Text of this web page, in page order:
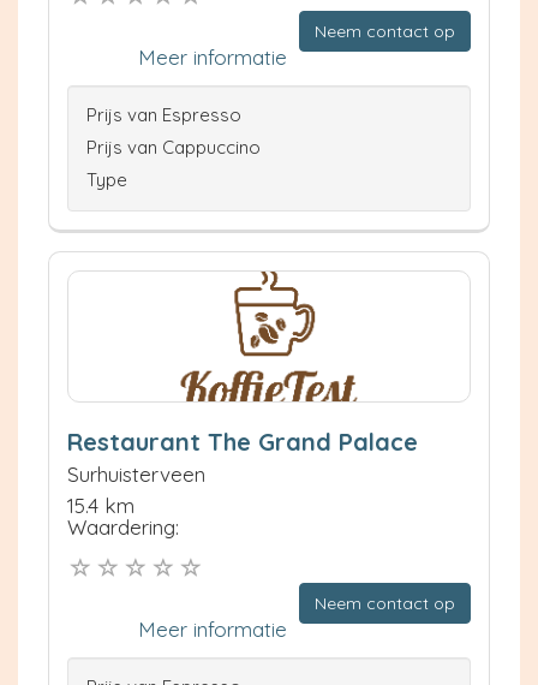
Neem contact op
Meer informatie
Prijs van Espresso
Prijs van Cappuccino
Type
Restaurant The Grand Palace
Surhuisterveen
15.4 km
Waardering:
Neem contact op
Meer informatie